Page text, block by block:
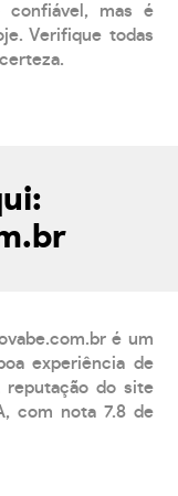
mas é
Verifique todas
é um
experiência de
reputação do site
com nota 7.8 de